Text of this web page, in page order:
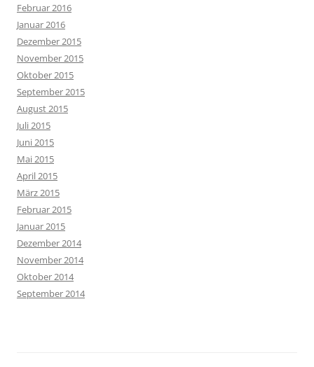
Februar 2016
Januar 2016
Dezember 2015
November 2015
Oktober 2015
September 2015
August 2015
Juli 2015
Juni 2015
Mai 2015
April 2015
März 2015
Februar 2015
Januar 2015
Dezember 2014
November 2014
Oktober 2014
September 2014